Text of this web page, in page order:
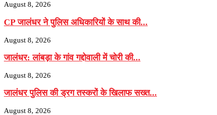
August 8, 2026
CP जालंधर ने पुलिस अधिकारियों के साथ की...
August 8, 2026
जालंधर: लांबड़ा के गांव गद्दोवाली में चोरी की...
August 8, 2026
जालंधर पुलिस की ड्रग तस्करों के खिलाफ सख्त...
August 8, 2026